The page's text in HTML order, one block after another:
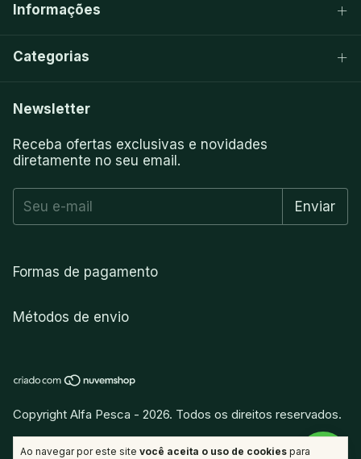
Ao navegar por este site você aceita o uso de cookies para
Informações
Categorias
Newsletter
Receba ofertas exclusivas e novidades
diretamente no seu email.
Formas de pagamento
Métodos de envio
Copyright Alfa Pesca - 2026. Todos os direitos reservados.
Desenvolvido porvitamina.